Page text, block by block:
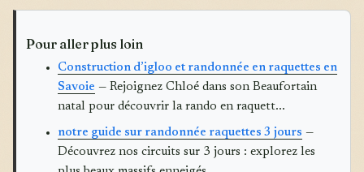
Pour aller plus loin
Construction d’igloo et randonnée en raquettes en
Savoie — Rejoignez Chloé dans son Beaufortain
natal pour découvrir la rando en raquett...
notre guide sur randonnée raquettes 3 jours —
Découvrez nos circuits sur 3 jours : explorez les